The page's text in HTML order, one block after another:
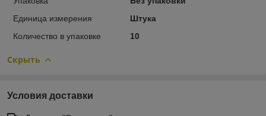
Единица измерения
Штука
Количество в упаковке
10
Скрыть
Условия доставки